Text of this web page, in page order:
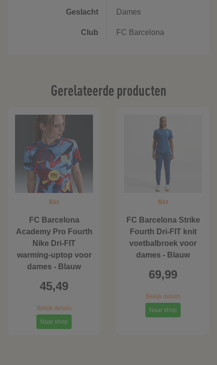
Geslacht Dames
Club FC Barcelona
Gerelateerde producten
Nike
FC Barcelona
Academy Pro Fourth
Nike Dri-FIT
warming-uptop voor
dames - Blauw
45,49
Bekijk details
Naar shop
Nike
FC Barcelona Strike
Fourth Dri-FIT knit
voetbalbroek voor
dames - Blauw
69,99
Bekijk details
Naar shop